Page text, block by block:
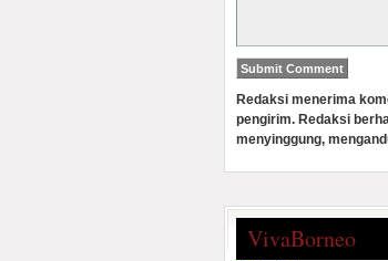
Redaksi menerima
pengirim. Redaksi
menyinggung,
VivaBorneo